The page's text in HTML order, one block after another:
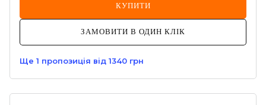
КУПИТИ
ЗАМОВИТИ В ОДИН КЛІК
Ще 1 пропозиція від 1340 грн